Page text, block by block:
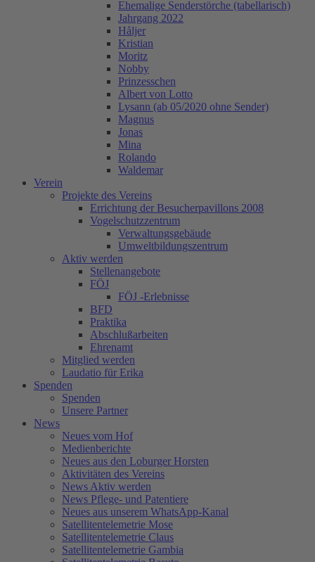
Ehemalige Senderstörche (tabellarisch)
Jahrgang 2022
Håljer
Kristian
Moritz
Nobby
Prinzesschen
Albert von Lotto
Lysann (ab 05/2020 ohne Sender)
Magnus
Jonas
Mina
Rolando
Waldemar
Verein
Projekte des Vereins
Errichtung der Besucherpavillons 2008
Vogelschutzzentrum
Verwaltungsgebäude
Umweltbildungszentrum
Aktiv werden
Stellenangebote
FÖJ
FÖJ -Erlebnisse
BFD
Praktika
Abschlußarbeiten
Ehrenamt
Mitglied werden
Laudatio für Erika
Spenden
Spenden
Unsere Partner
News
Neues vom Hof
Medienberichte
Neues aus den Loburger Horsten
Aktivitäten des Vereins
News Aktiv werden
News Pflege- und Patentiere
Neues aus unserem WhatsApp-Kanal
Satellitentelemetrie Mose
Satellitentelemetrie Claus
Satellitentelemetrie Gambia